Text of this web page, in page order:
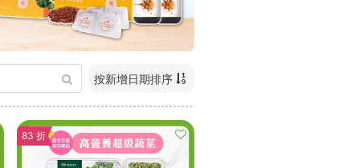
按新增日期排序
83 折